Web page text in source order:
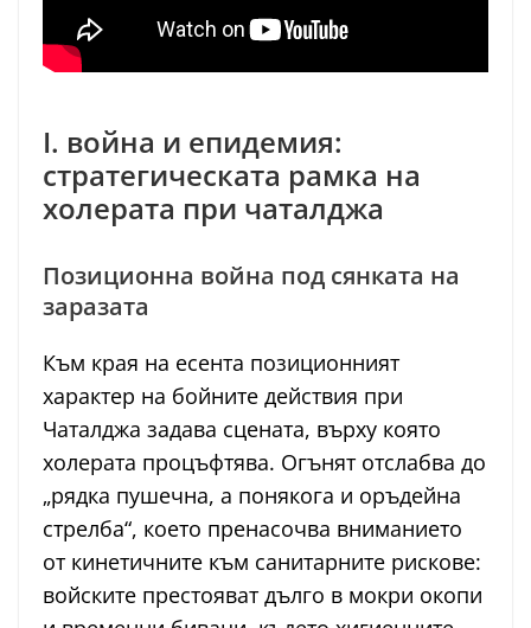
I. война и епидемия:
стратегическата рамка на
холерата при чаталджа
Позиционна война под сянката на
заразата
Към края на есента позиционният
характер на бойните действия при
Чаталджа задава сцената, върху която
холерата процъфтява. Огънят отслабва до
„рядка пушечна, а понякога и оръдейна
стрелба“, което пренасочва вниманието
от кинетичните към санитарните рискове:
войските престояват дълго в мокри окопи